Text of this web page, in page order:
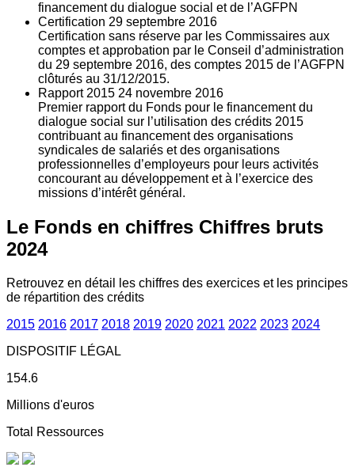
financement du dialogue social et de l’AGFPN
Certification 29 septembre 2016
Certification sans réserve par les Commissaires aux
comptes et approbation par le Conseil d’administration
du 29 septembre 2016, des comptes 2015 de l’AGFPN
clôturés au 31/12/2015.
Rapport 2015 24 novembre 2016
Premier rapport du Fonds pour le financement du
dialogue social sur l’utilisation des crédits 2015
contribuant au financement des organisations
syndicales de salariés et des organisations
professionnelles d’employeurs pour leurs activités
concourant au développement et à l’exercice des
missions d’intérêt général.
Le Fonds en chiffres Chiffres bruts
2024
Retrouvez en détail les chiffres des exercices et les principes
de répartition des crédits
2015 2016 2017 2018 2019 2020 2021 2022 2023 2024
DISPOSITIF LÉGAL
154.6
Millions d'euros
Total Ressources